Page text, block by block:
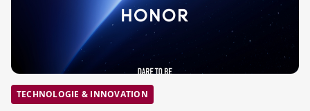
TECHNOLOGIE & INNOVATION